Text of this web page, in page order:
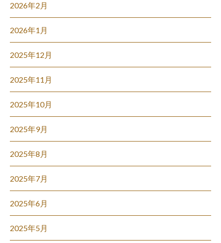
2026年2月
2026年1月
2025年12月
2025年11月
2025年10月
2025年9月
2025年8月
2025年7月
2025年6月
2025年5月